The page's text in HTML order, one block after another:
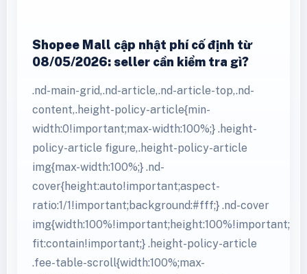
Shopee Mall cập nhật phí cố định từ
08/05/2026: seller cần kiểm tra gì?
.nd-main-grid,.nd-article,.nd-article-top,.nd-
content,.height-policy-article{min-
width:0!important;max-width:100%;} .height-
policy-article figure,.height-policy-article
img{max-width:100%;} .nd-
cover{height:auto!important;aspect-
ratio:1/1!important;background:#fff;} .nd-cover
fit:contain!important;} .height-policy-article
.fee-table-scroll{width:100%;max-